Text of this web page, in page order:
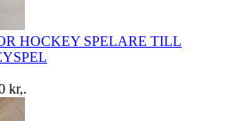
HOCKEY SPELARE TILL
kr,.